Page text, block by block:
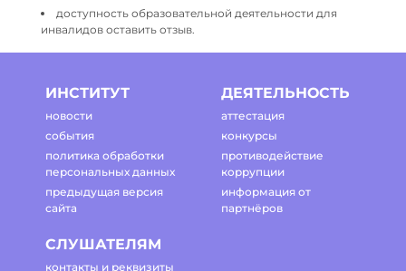
доступность образовательной деятельности для
инвалидов оставить отзыв.
ИНСТИТУТ
новости
события
политика обработки
персональных данных
предыдущая версия
сайта
ДЕЯТЕЛЬНОСТЬ
аттестация
конкурсы
противодействие
коррупции
информация от
партнёров
СЛУШАТЕЛЯМ
контакты и реквизиты